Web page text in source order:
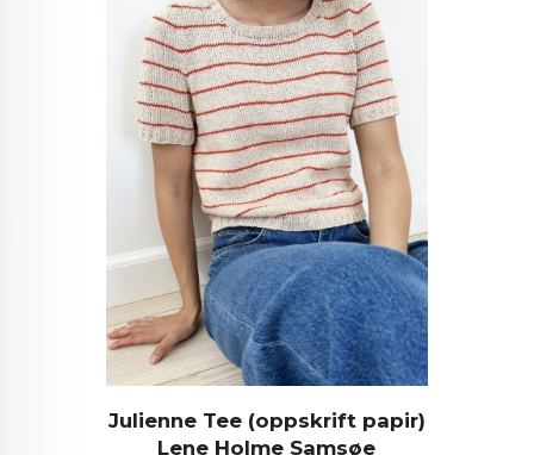
Julienne Tee (oppskrift papir)
Lene Holme Samsøe